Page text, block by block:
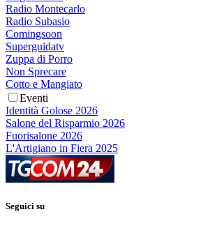
Radio Montecarlo
Radio Subasio
Comingsoon
Superguidatv
Zuppa di Porro
Non Sprecare
Cotto e Mangiato
Eventi
Identità Golose 2026
Salone del Risparmio 2026
Fuorisalone 2026
L'Artigiano in Fiera 2025
Seguici su